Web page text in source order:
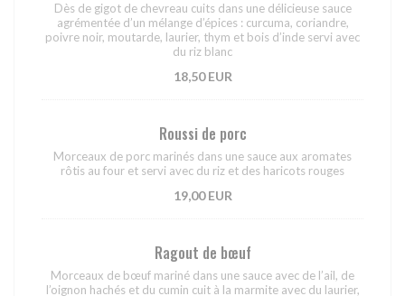
Dès de gigot de chevreau cuits dans une délicieuse sauce
agrémentée d’un mélange d’épices : curcuma, coriandre,
poivre noir, moutarde, laurier, thym et bois d’inde servi avec
du riz blanc
18,50 EUR
Roussi de porc
Morceaux de porc marinés dans une sauce aux aromates
rôtis au four et servi avec du riz et des haricots rouges
19,00 EUR
Ragout de bœuf
Morceaux de bœuf mariné dans une sauce avec de l’ail, de
l’oignon hachés et du cumin cuit à la marmite avec du laurier,